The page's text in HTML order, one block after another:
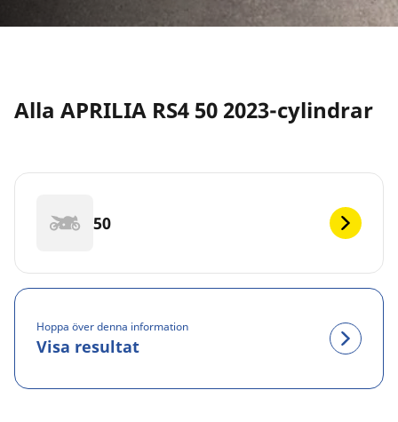
Alla APRILIA RS4 50 2023-cylindrar
50
Hoppa över denna information
Visa resultat